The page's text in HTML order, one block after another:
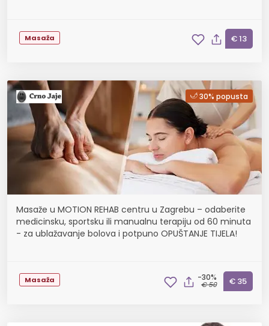
Masaža € 13
30% popusta
Masaže u MOTION REHAB centru u Zagrebu – odaberite
medicinsku, sportsku ili manualnu terapiju od 60 minuta
- za ublažavanje bolova i potpuno OPUŠTANJE TIJELA!
Masaža -30%
€ 50 € 35